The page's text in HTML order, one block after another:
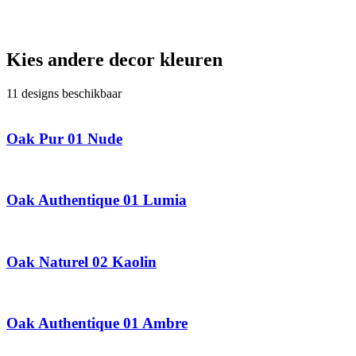
Kies andere decor kleuren
11 designs beschikbaar
Oak Pur 01 Nude
Oak Authentique 01 Lumia
Oak Naturel 02 Kaolin
Oak Authentique 01 Ambre